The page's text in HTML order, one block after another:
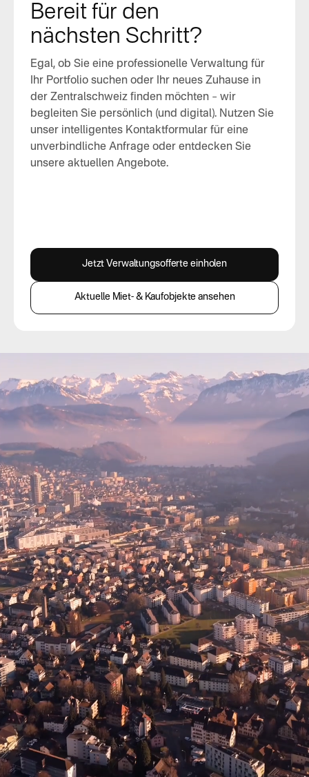
Bereit für den
nächsten Schritt?
Egal, ob Sie eine professionelle Verwaltung für
Ihr Portfolio suchen oder Ihr neues Zuhause in
der Zentralschweiz finden möchten – wir
begleiten Sie persönlich (und digital). Nutzen Sie
unser intelligentes Kontaktformular für eine
unverbindliche Anfrage oder entdecken Sie
unsere aktuellen Angebote.
Jetzt Verwaltungsofferte einholen
Aktuelle Miet- & Kaufobjekte ansehen
Immobilienwerte neu denken: Digital.
Persönlich. Inhabergeführt.
Kontakt
Startseite
Dienstleistungen
Marktplatz
Kundenportal
Über uns
Blogs
FAQ
Kostenlose Immobilienbewertung
Portal Login
Karriere
Allgemeine Geschäftsbedingungen
Datenschutzerklärung
© 2026BEWERA